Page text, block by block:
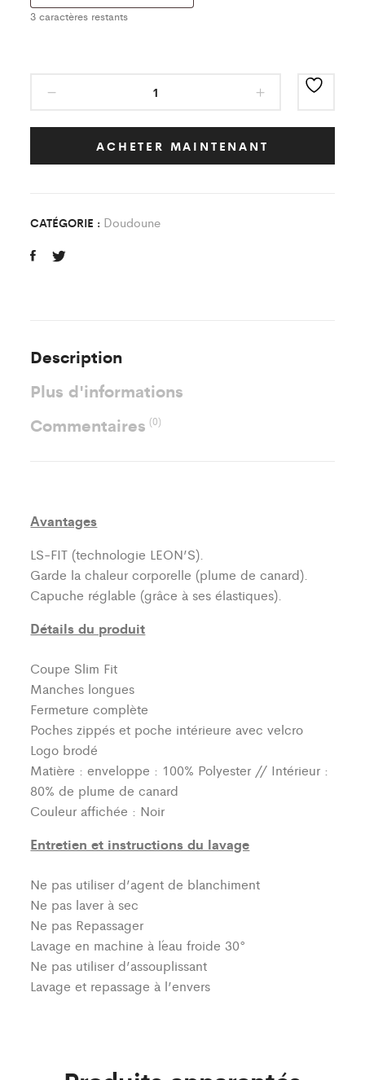
3 caractères restants
AS
Clevilliers
Bailleau
quantity
ACHETER MAINTENANT
CATÉGORIE : Doudoune
Description
Plus d'informations
Commentaires(0)
Avantages
LS-FIT (technologie LEON’S).
Garde la chaleur corporelle (plume de canard).
Capuche réglable (grâce à ses élastiques).
Détails du produit
Coupe Slim Fit
Manches longues
Fermeture complète
Poches zippés et poche intérieure avec velcro
Logo brodé
Matière : enveloppe : 100% Polyester // Intérieur :
80% de plume de canard
Couleur affichée : Noir
Entretien et instructions du lavage
Ne pas utiliser d’agent de blanchiment
Ne pas laver à sec
Ne pas Repassager
Lavage en machine à l´eau froide 30°
Ne pas utiliser d’assouplissant
Lavage et repassage à l’envers